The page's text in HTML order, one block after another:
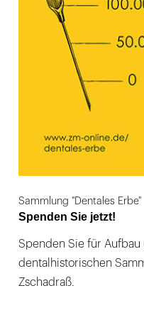
Sammlung "Dentales Erbe"
Spenden Sie jetzt!
Spenden Sie für
dentalhistorischen
Zschadraß.